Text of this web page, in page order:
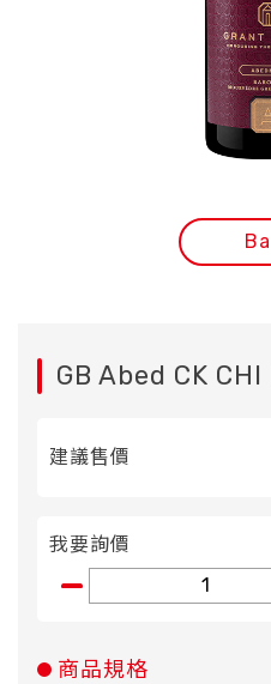
GB Abed CK
建議售價
我要詢價
商品規格